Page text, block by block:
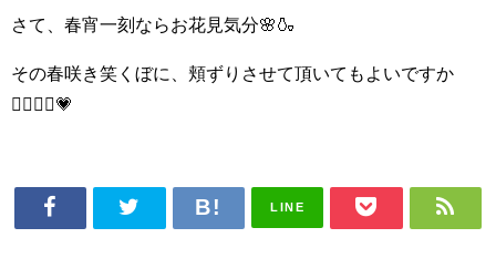
さて、春宵一刻ならお花見気分🌸🍶
その春咲き笑くぼに、頬ずりさせて頂いてもよいですか
👩‍❤️‍💋‍👨💗
LINE